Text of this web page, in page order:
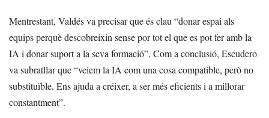
Mentrestant, Valdés va precisar que és clau “donar espai als
equips perquè descobreixin sense por tot el que es pot fer amb la
IA i donar suport a la seva formació”. Com a conclusió, Escudero
va subratllar que “veiem la IA com una cosa compatible, però no
substituïble. Ens ajuda a créixer, a ser més eficients i a millorar
constantment”.